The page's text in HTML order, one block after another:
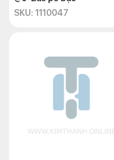
SKU: 1110047